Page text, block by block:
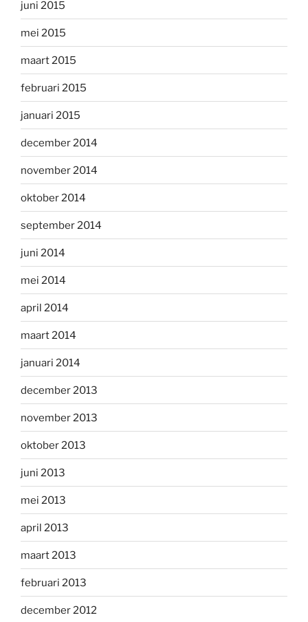
juni 2015
mei 2015
maart 2015
februari 2015
januari 2015
december 2014
november 2014
oktober 2014
september 2014
juni 2014
mei 2014
april 2014
maart 2014
januari 2014
december 2013
november 2013
oktober 2013
juni 2013
mei 2013
april 2013
maart 2013
februari 2013
december 2012